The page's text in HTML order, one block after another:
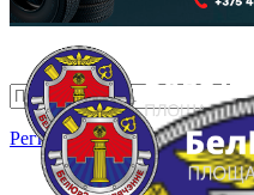
Регистрация Вход